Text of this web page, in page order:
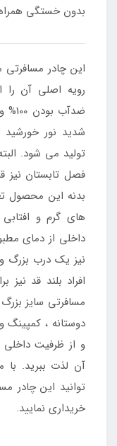
بدون خستگی
این چادر
رویه اصلی آن را
شدید نور
تولید می شود.
فصل تابستان نیز
های گرم و
داخلی از دمای
نیز یک درب بزرگ
افراد بلند قد
مسافرتی سایز
دوستانه ، کمپینگ
و از ظرفیت داخلی
آن لذت ببرید. با
توانید این چادر
خریداری نمایید.